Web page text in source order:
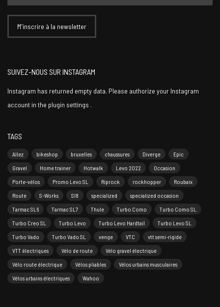
SUIVEZ-NOUS SUR INSTAGRAM
Instagram has returned empty data. Please authorize your Instagram
account in the plugin settings .
TAGS
Allez bikeshop bruxelles chaussures Diverge
Epic
Gravel
Home trainer Hotwalk Levo 2022
Occasion
Porte-vélos
Promo Levo SL Riprock rockhopper
Roubaix
Route
S-Works Sl8 specialized
specialized occasion
Tarmac SL6
Tarmac SL7 Thule Turbo Como
Turbo Como SL
Turbo Creo SL
Turbo Levo Turbo Levo Hardtail
Turbo Levo SL
Turbo Vado
Turbo Vado SL venge VTC
vtt semi-rigide
VTT électriques
Vélo de route
Vélo gravel électrique
Vélo route électrique
Vélos pliables
Vélos urbains musculaires
Vélos urbains électriques
Wahoo